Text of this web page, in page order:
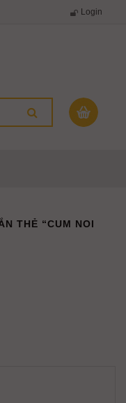
Login
THẺ “CUM NOI